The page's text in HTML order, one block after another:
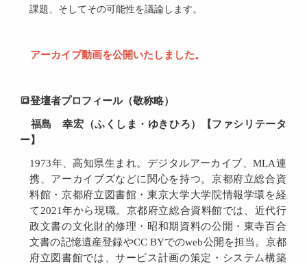
課題、そしてその可能性を議論します。
アーカイブ動画を公開いたしました。
🔳登壇者プロフィール（敬称略）
福島 幸宏（ふくしま・ゆきひろ）【ファシリテータ
ー】
1973年、高知県生まれ。デジタルアーカイブ、MLA連
携、アーカイブズなどに関心を持つ。京都府立総合資
料館・京都府立図書館・東京大学大学院情報学環を経
て2021年から現職。京都府立総合資料館では、近代行
政文書の文化財的修理・昭和期資料の公開・東寺百合
文書の記憶遺産登録やCC BYでのweb公開を担当。京都
府立図書館では、サービス計画の策定・システム構築